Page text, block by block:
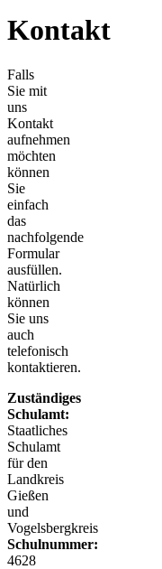
Kontakt
Falls
Sie mit
uns
Kontakt
aufnehmen
möchten
können
Sie
einfach
das
nachfolgende
Formular
ausfüllen.
Natürlich
können
Sie uns
auch
telefonisch
kontaktieren.
Zuständiges
Schulamt:
Staatliches
Schulamt
für den
Landkreis
Gießen
und
Vogelsbergkreis
Schulnummer:
4628